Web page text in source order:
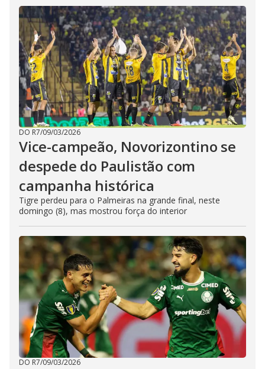
DO R7/09/03/2026
Vice-campeão, Novorizontino se
despede do Paulistão com
campanha histórica
Tigre perdeu para o Palmeiras na grande final, neste
domingo (8), mas mostrou força do interior
DO R7/09/03/2026